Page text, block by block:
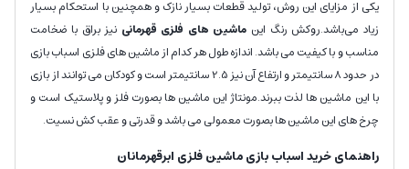
یکی از مزایای این روش، تولید قطعات بسیار نازک و همچنین با استحکام بسیار
زیاد می‌باشد.روکش رنگ این ماشین های فلزی قهرمانی نیز براق با ضخامت
مناسب و با کیفیت می باشد. اندازه طول هر کدام از ماشین های فلزی اسباب بازی
در حدود 8 سانتیمتر و ارتفاع آن نیز 2.5 سانتیمتر است و کودکان می توانند از بازی
با این ماشین ها لذت ببرند.مونتاژ این ماشین ها بصورت فلز و پلاستیک است و
چرخ های این ماشین ها بصورت معمولی می باشد و قدرتی و عقب کش نسیت.
راهنمای خرید اسباب بازی ماشین فلزی ابرقهرمانان